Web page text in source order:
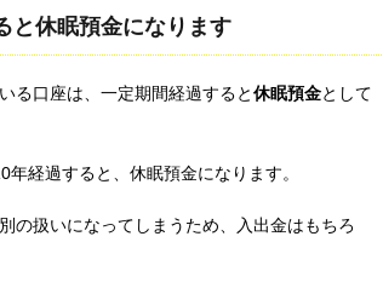
と休眠預金になります
る口座は、一定期間経過すると休眠預金として
経過すると、休眠預金になります。
の扱いになってしまうため、入出金はもちろ